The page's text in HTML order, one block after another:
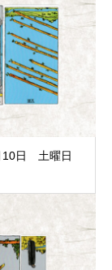
10日 土曜日